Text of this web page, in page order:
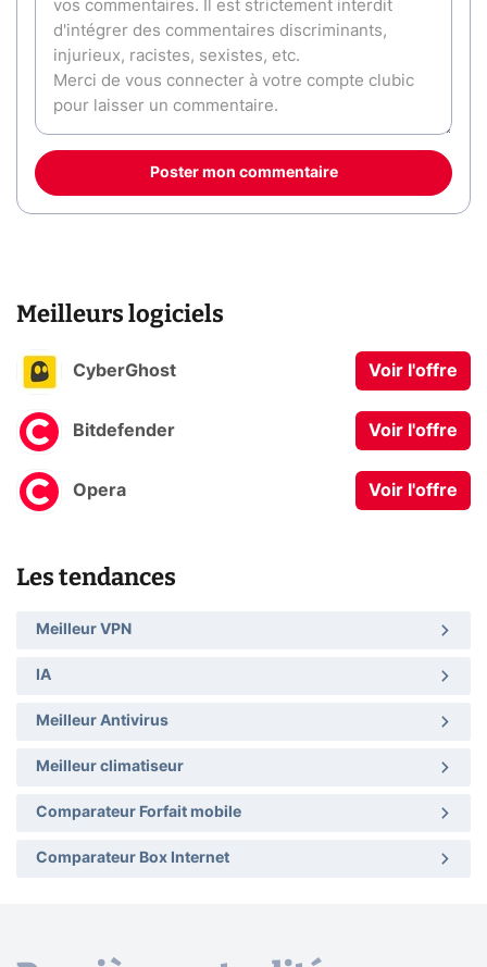
Poster mon commentaire
Meilleurs logiciels
CyberGhost Voir l'offre
Bitdefender Voir l'offre
Opera Voir l'offre
Les tendances
Meilleur VPN
IA
Meilleur Antivirus
Meilleur climatiseur
Comparateur Forfait mobile
Comparateur Box Internet